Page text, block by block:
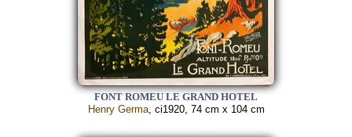
FONT ROMEU LE GRAND HOTEL
Henry Germa, ci1920, 74 cm x 104 cm